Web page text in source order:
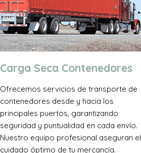
Carga Seca Contenedores
Ofrecemos servicios de transporte de
contenedores desde y hacia los
principales puertos, garantizando
seguridad y puntualidad en cada envío.
Nuestro equipo profesional aseguran el
cuidado óptimo de tu mercancía.